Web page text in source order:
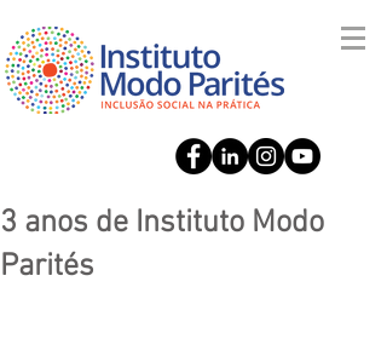
3 anos de Instituto Modo
Parités